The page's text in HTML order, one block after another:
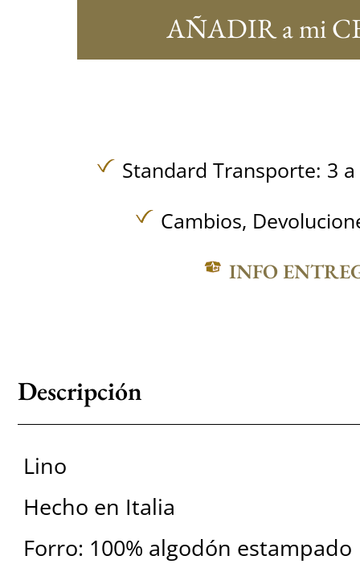
AÑADIR a mi
Standard Transporte: 3
Cambios,
INFO
Descripción
Lino
Hecho en Italia
Forro: 100% algodón estampado